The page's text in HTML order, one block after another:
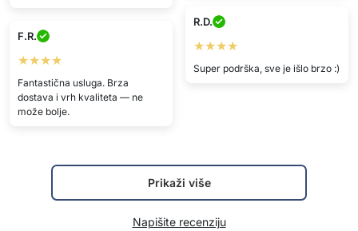
R.D.
★★★★
Super podrška, sve je išlo brzo :)
F.R.
★★★★
Fantastična usluga. Brza
dostava i vrh kvaliteta — ne
može bolje.
Prikaži više
Napišite recenziju